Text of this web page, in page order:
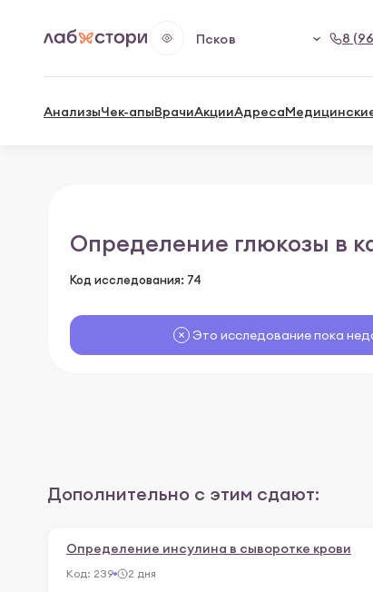
Псков 8
АнализыЧек-апыВрачиАкцииАдреса
Определение глюкозы в
Код исследования: 74
Это исследование пока
Дополнительно с этим сдают:
Определение инсулина в сыворотке крови
Код: 239 2 дня